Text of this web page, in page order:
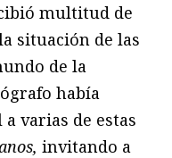
multitud de
situación de las
de la
había
varias de estas
invitando a